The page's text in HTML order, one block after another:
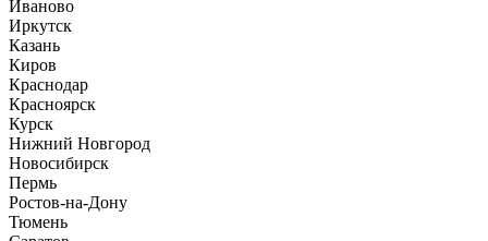
Иваново
Иркутск
Казань
Киров
Краснодар
Красноярск
Курск
Нижний Новгород
Новосибирск
Пермь
Ростов-на-Дону
Тюмень